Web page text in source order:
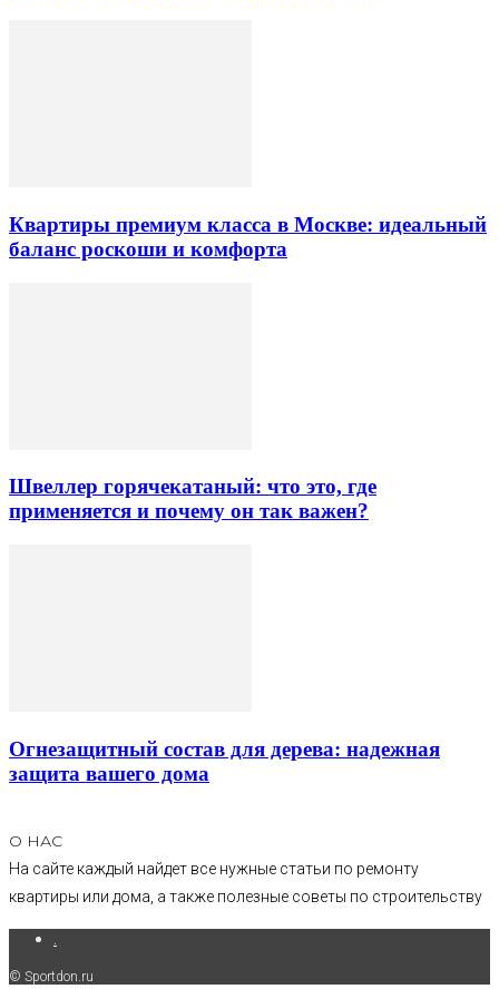
Квартиры премиум класса в Москве: идеальный
баланс роскоши и комфорта
Швеллер горячекатаный: что это, где
применяется и почему он так важен?
Огнезащитный состав для дерева: надежная
защита вашего дома
О НАС
На сайте каждый найдет все нужные статьи по ремонту
квартиры или дома, а также полезные советы по строительству
© Sportdon.ru